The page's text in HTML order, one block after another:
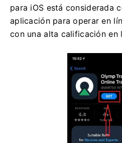
para iOS está considerada
aplicación para operar en
con una alta calificación en